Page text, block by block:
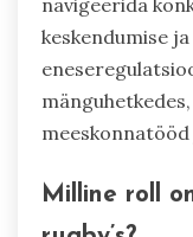
navigeerida
keskendumise
Milline roll